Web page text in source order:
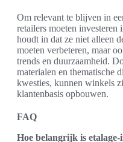
Om relevant te blijven in
retailers moeten investeren
houdt in dat ze niet alleen
moeten verbeteren, maar
trends en duurzaamheid.
materialen en thematische
kwesties, kunnen winkels
klantenbasis opbouwen.
FAQ
Hoe belangrijk is